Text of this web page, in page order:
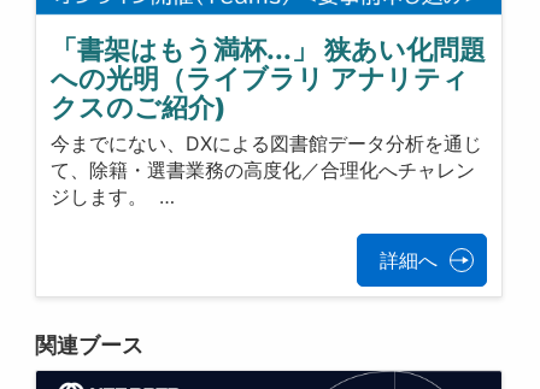
「書架はもう満杯...」 狭あい化問題
への光明（ライブラリ アナリティ
クスのご紹介)
今までにない、DXによる図書館データ分析を通じ
て、除籍・選書業務の高度化／合理化へチャレン
ジします。 …
詳細へ
関連ブース